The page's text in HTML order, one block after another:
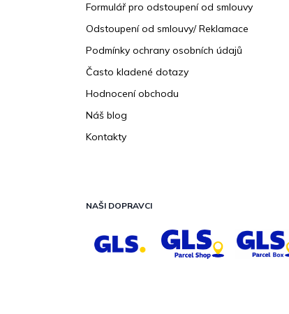
Formulář pro odstoupení od smlouvy
Odstoupení od smlouvy/ Reklamace
Podmínky ochrany osobních údajů
Často kladené dotazy
Hodnocení obchodu
Náš blog
Kontakty
NAŠI DOPRAVCI